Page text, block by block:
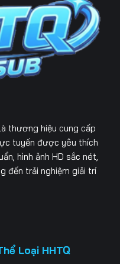
thương hiệu cung cấp
tuyến được yêu thích
hình ảnh HD sắc nét,
đến trải nghiệm giải trí
Loại HHTQ